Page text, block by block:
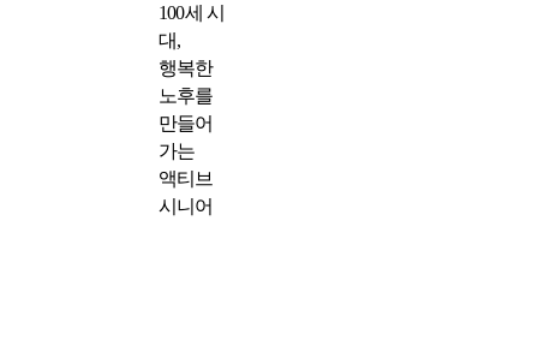
100세 시
대,
행복한
노후를
만들어
가는
액티브
시니어